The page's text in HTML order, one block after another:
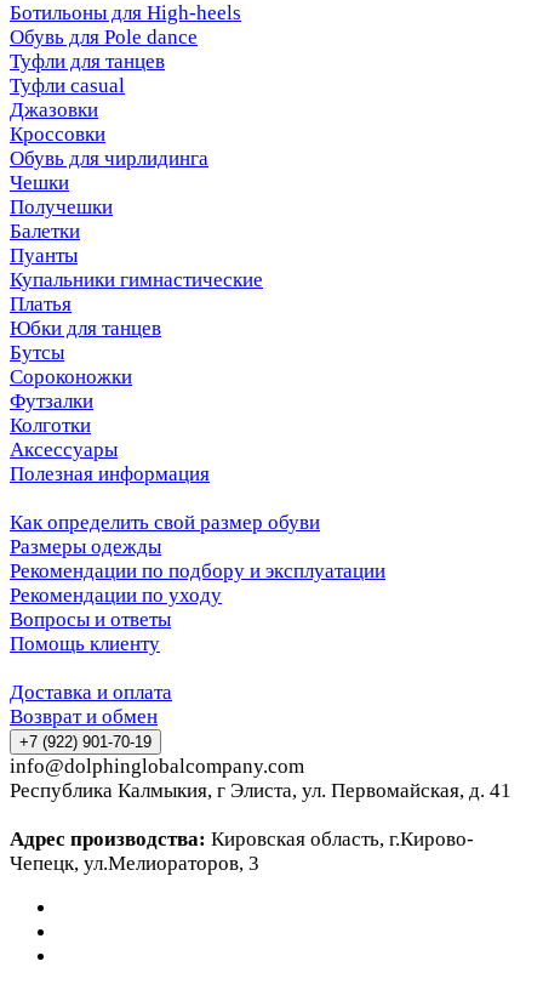
Ботильоны для High-heels
Обувь для Pole dance
Туфли для танцев
Туфли casual
Джазовки
Кроссовки
Обувь для чирлидинга
Чешки
Получешки
Балетки
Пуанты
Купальники гимнастические
Платья
Юбки для танцев
Бутсы
Сороконожки
Футзалки
Колготки
Аксессуары
Полезная информация
Как определить свой размер обуви
Размеры одежды
Рекомендации по подбору и эксплуатации
Рекомендации по уходу
Вопросы и ответы
Помощь клиенту
Доставка и оплата
Возврат и обмен
+7 (922) 901-70-19
info@dolphinglobalcompany.com
Республика Калмыкия, г Элиста, ул. Первомайская, д. 41
Адрес производства: Кировская область, г.Кирово-
Чепецк, ул.Мелиораторов, 3